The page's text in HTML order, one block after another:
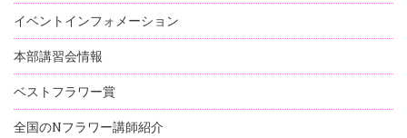
イベントインフォメーション
本部講習会情報
ベストフラワー賞
全国のNフラワー講師紹介